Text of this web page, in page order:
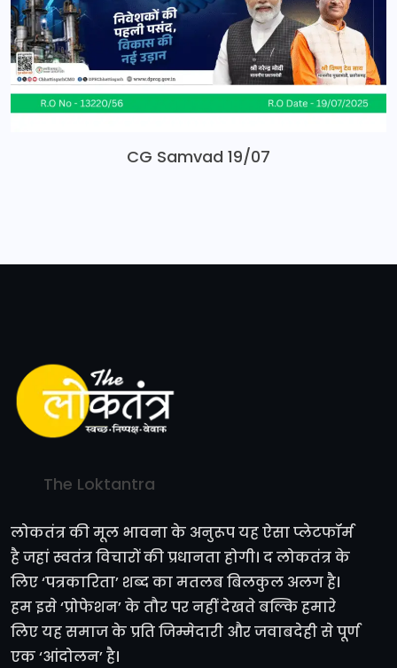
CG Samvad 19/07
The Loktantra
लोकतंत्र की मूल भावना के अनुरूप यह ऐसा प्लेटफॉर्म
है जहां स्वतंत्र विचारों की प्रधानता होगी। द लोकतंत्र के
लिए ‘पत्रकारिता’ शब्द का मतलब बिलकुल अलग है।
हम इसे ‘प्रोफेशन’ के तौर पर नहीं देखते बल्कि हमारे
लिए यह समाज के प्रति जिम्मेदारी और जवाबदेही से पूर्ण
एक ‘आंदोलन’ है।